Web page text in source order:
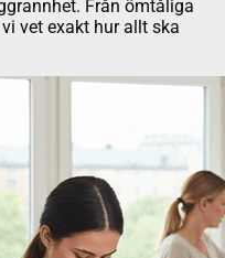
Från ömtåliga
vet exakt hur allt ska